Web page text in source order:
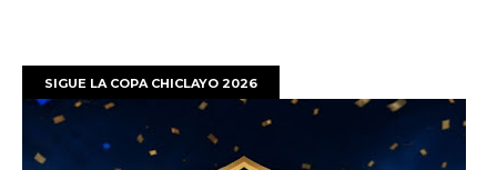
SIGUE LA COPA CHICLAYO 2026